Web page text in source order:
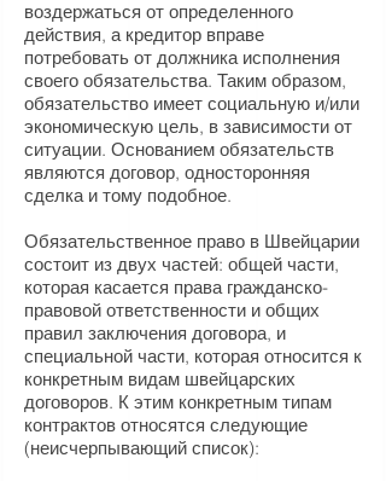
воздержаться от определенного
действия, а кредитор вправе
потребовать от должника исполнения
своего обязательства. Таким образом,
обязательство имеет социальную и/или
экономическую цель, в зависимости от
ситуации. Основанием обязательств
являются договор, односторонняя
сделка и тому подобное.
Обязательственное право в Швейцарии
состоит из двух частей: общей части,
которая касается права гражданско-
правовой ответственности и общих
правил заключения договора, и
специальной части, которая относится к
конкретным видам швейцарских
договоров. К этим конкретным типам
контрактов относятся следующие
(неисчерпывающий список):